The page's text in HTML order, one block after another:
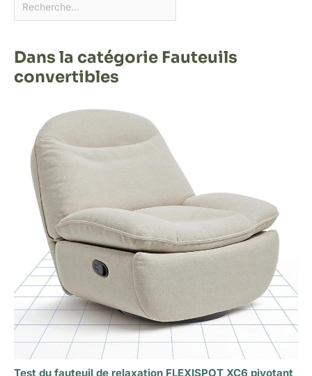
Dans la catégorie Fauteuils
convertibles
Test du fauteuil de relaxation FLEXISPOT XC6 pivotant